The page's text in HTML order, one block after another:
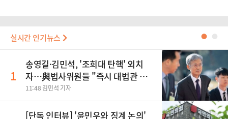
실시간 인기뉴스 ●
1
송영길·김민석, '조희대 탄핵' 외치
자…與법사위원들 "즉시 대법관 제
청하라"
11:48 김민석 기자
[단독 인터뷰] '윤민우와 징계 논의'